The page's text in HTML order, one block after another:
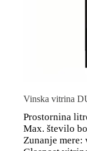
Vinska vitrina
Prostornina
Max. število
Zunanje mere: